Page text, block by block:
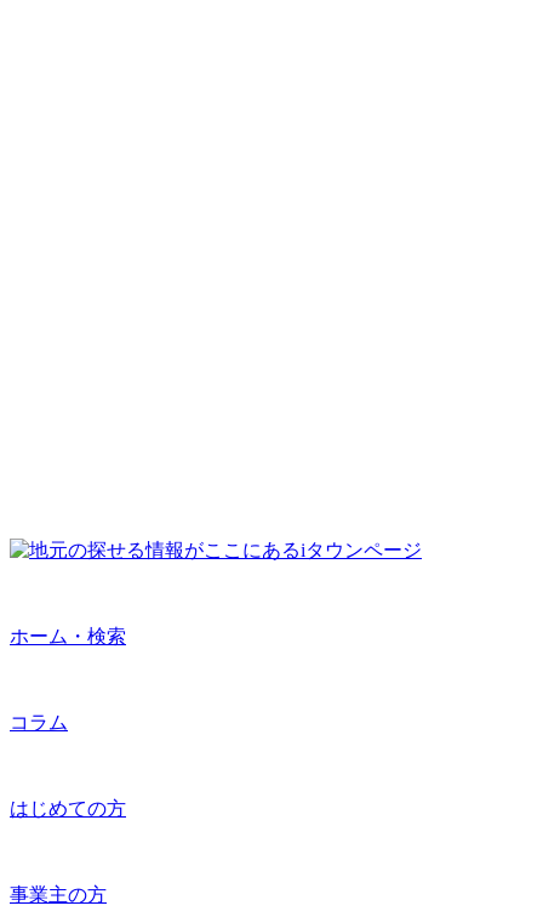
ホーム・検索
コラム
はじめての方
事業主の方